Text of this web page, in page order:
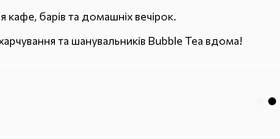
кафе, барів та домашніх вечірок.
та шанувальників Bubble Tea вдома!